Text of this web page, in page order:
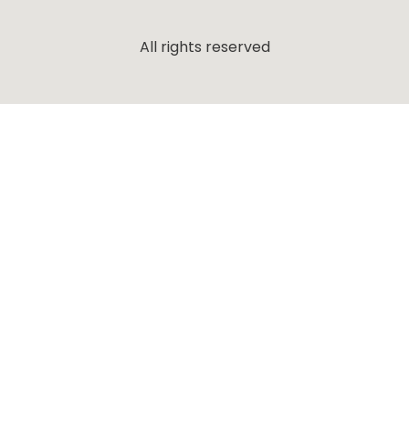
All rights reserved